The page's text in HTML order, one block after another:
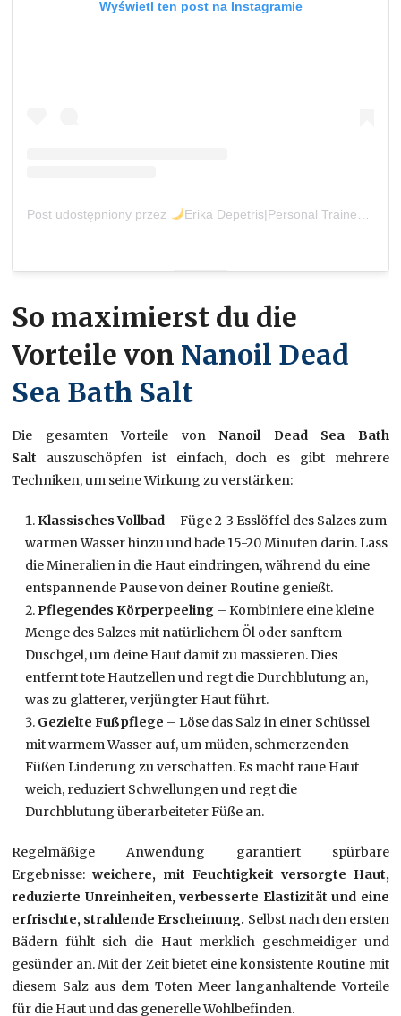
Wyświetl ten post na Instagramie
Post udostępniony przez Erika Depetris|Personal Trainer (@fitbyeri)
So maximierst du die
Vorteile von Nanoil Dead
Sea Bath Salt
Die gesamten Vorteile vonNanoil Dead Sea Bath
Salt auszuschöpfen ist einfach, doch es gibt mehrere
Techniken, um seine Wirkung zu verstärken:
Klassisches Vollbad – Füge 2-3 Esslöffel des Salzes zum
warmen Wasser hinzu und bade 15-20 Minuten darin. Lass
die Mineralien in die Haut eindringen, während du eine
entspannende Pause von deiner Routine genießt.
Pflegendes Körperpeeling – Kombiniere eine kleine
Menge des Salzes mit natürlichem Öl oder sanftem
Duschgel, um deine Haut damit zu massieren. Dies
entfernt tote Hautzellen und regt die Durchblutung an,
was zu glatterer, verjüngter Haut führt.
Gezielte Fußpflege – Löse das Salz in einer Schüssel
mit warmem Wasser auf, um müden, schmerzenden
Füßen Linderung zu verschaffen. Es macht raue Haut
weich, reduziert Schwellungen und regt die
Durchblutung überarbeiteter Füße an.
Regelmäßige Anwendung garantiert spürbare
Ergebnisse:weichere, mit Feuchtigkeit versorgte Haut,
reduzierte Unreinheiten, verbesserte Elastizität und eine
erfrischte, strahlende Erscheinung. Selbst nach den ersten
Bädern fühlt sich die Haut merklich geschmeidiger und
gesünder an. Mit der Zeit bietet eine konsistente Routine mit
diesem Salz aus dem Toten Meer langanhaltende Vorteile
für die Haut und das generelle Wohlbefinden.